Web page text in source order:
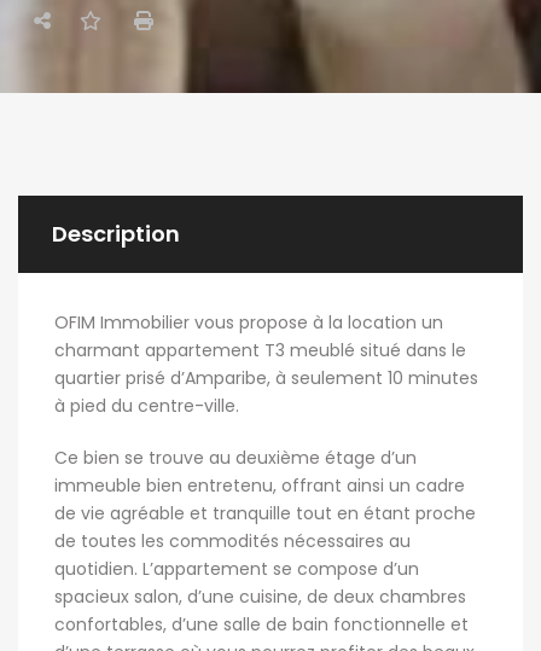
Description
OFIM Immobilier vous propose à la location un
charmant appartement T3 meublé situé dans le
quartier prisé d’Amparibe, à seulement 10 minutes
à pied du centre-ville.
Ce bien se trouve au deuxième étage d’un
immeuble bien entretenu, offrant ainsi un cadre
de vie agréable et tranquille tout en étant proche
de toutes les commodités nécessaires au
quotidien. L’appartement se compose d’un
spacieux salon, d’une cuisine, de deux chambres
confortables, d’une salle de bain fonctionnelle et